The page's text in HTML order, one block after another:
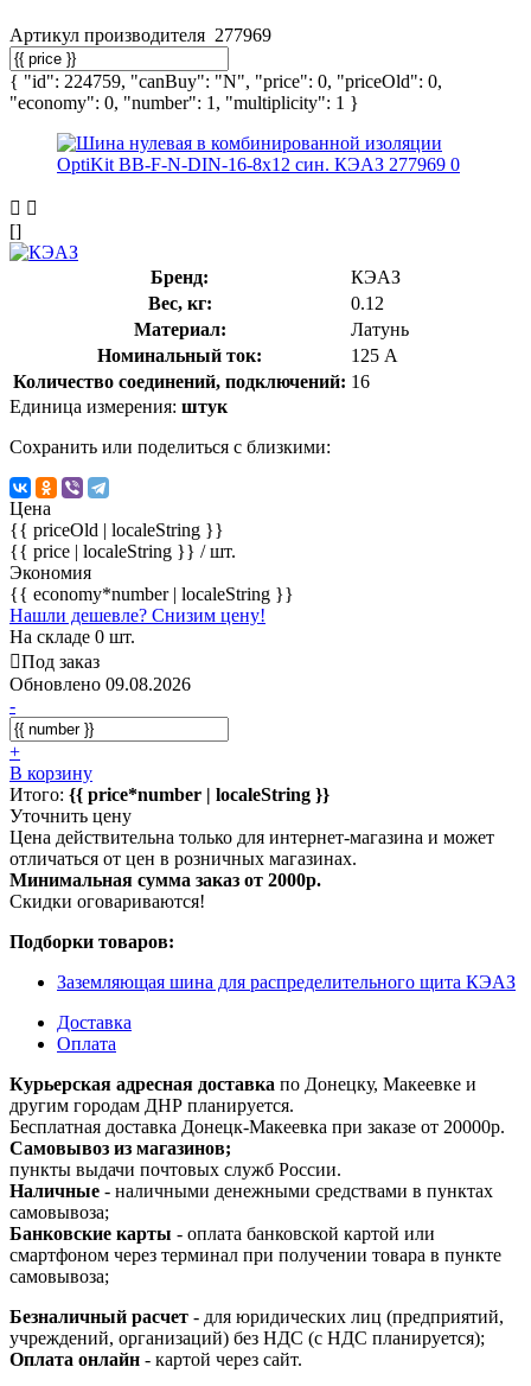
Артикул производителя 277969
{ "id": 224759, "canBuy": "N", "price": 0, "priceOld": 0,
"economy": 0, "number": 1, "multiplicity": 1 }
[]
Бренд:
КЭАЗ
Вес, кг:
0.12
Материал:
Латунь
Номинальный ток:
125 А
Количество соединений, подключений: 16
Единица измерения: штук
Сохранить или поделиться с близкими:
Цена
{{ priceOld | localeString }}
{{ price | localeString }} / шт.
Экономия
{{ economy*number | localeString }}
Нашли дешевле? Снизим цену!
На складе 0 шт.
Под заказ
Обновлено 09.08.2026
-
+
В корзину
Итого: {{ price*number | localeString }}
Уточнить цену
Цена действительна только для интернет-магазина и может
отличаться от цен в розничных магазинах.
Минимальная сумма заказ от 2000р.
Скидки оговариваются!
Подборки товаров:
Заземляющая шина для распределительного щита КЭАЗ
Доставка
Оплата
Курьерская адресная доставка по Донецку, Макеевке и
другим городам ДНР планируется.
Бесплатная доставка Донецк-Макеевка при заказе от 20000р.
Самовывоз из магазинов;
пункты выдачи почтовых служб России.
Наличные - наличными денежными средствами в пунктах
самовывоза;
Банковские карты - оплата банковской картой или
смартфоном через терминал при получении товара в пункте
самовывоза;
Безналичный расчет - для юридических лиц (предприятий,
учреждений, организаций) без НДС (с НДС планируется);
Оплата онлайн - картой через сайт.